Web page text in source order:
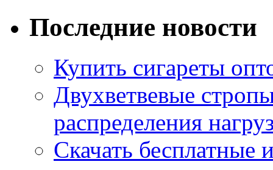
Последние новости
Купить сигареты
Двухветвевые
распределения
Скачать